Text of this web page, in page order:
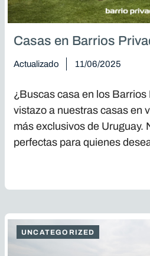
Casas en Barrios
Actualizado 11/06/2025
¿Buscas casa en los Barrios
vistazo a nuestras casas en
más exclusivos de Uruguay.
perfectas para quienes
UNCATEGORIZED